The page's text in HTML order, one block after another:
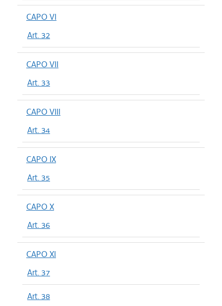
CAPO VI
Art. 32
CAPO VII
Art. 33
CAPO VIII
Art. 34
CAPO IX
Art. 35
CAPO X
Art. 36
CAPO XI
Art. 37
Art. 38